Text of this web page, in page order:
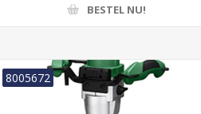
BESTEL NU!
8005672